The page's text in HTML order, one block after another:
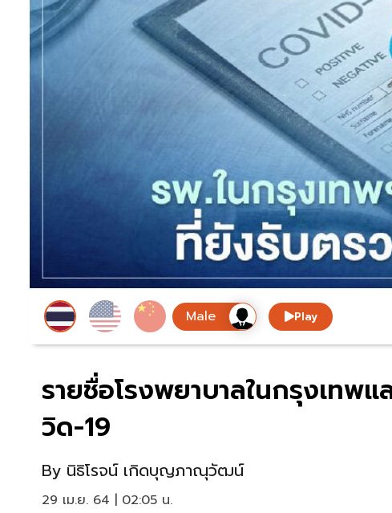
Play
รายชื่อโรงพยาบาลในกรุงเทพ
วิด-19
By นิธิโรจน์ เกิดบุญภาณุวัฒน์
29 เม.ย. 64 | 02:05 น.